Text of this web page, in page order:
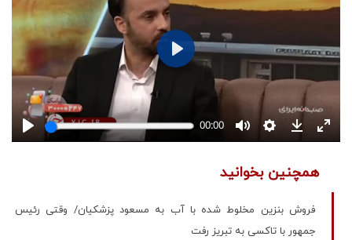
همچنین بخوانید
فروش بنزین مخلوط شده با آب به مسعود پزشکیان/ وقتی رئیس
جمهور با تاکسی به تبریز رفت